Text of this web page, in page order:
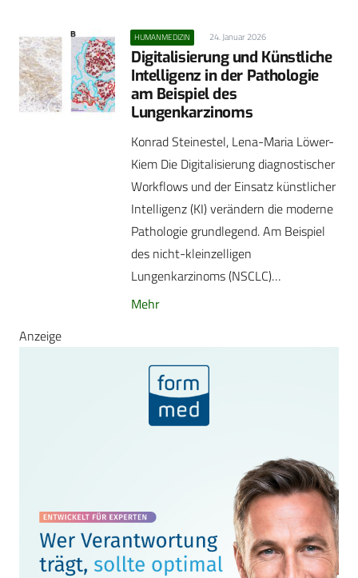
HUMANMEDIZIN 24. Januar 2026
Digitalisierung und Künstliche
Intelligenz in der Pathologie
am Beispiel des
Lungenkarzinoms
Konrad Steinestel, Lena-Maria Löwer-
Kiem Die Digitalisierung diagnostischer
Workflows und der Einsatz künstlicher
Intelligenz (KI) verändern die moderne
Pathologie grundlegend. Am Beispiel
des nicht-kleinzelligen
Lungenkarzinoms (NSCLC)…
Mehr
Anzeige